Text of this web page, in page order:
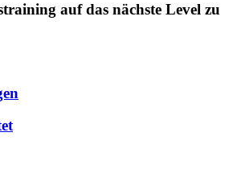
auf das nächste Level zu